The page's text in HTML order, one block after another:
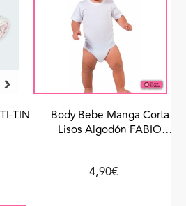
TIN
Body Bebe Manga Corta
Lisos Algodón FABIO
4,90€